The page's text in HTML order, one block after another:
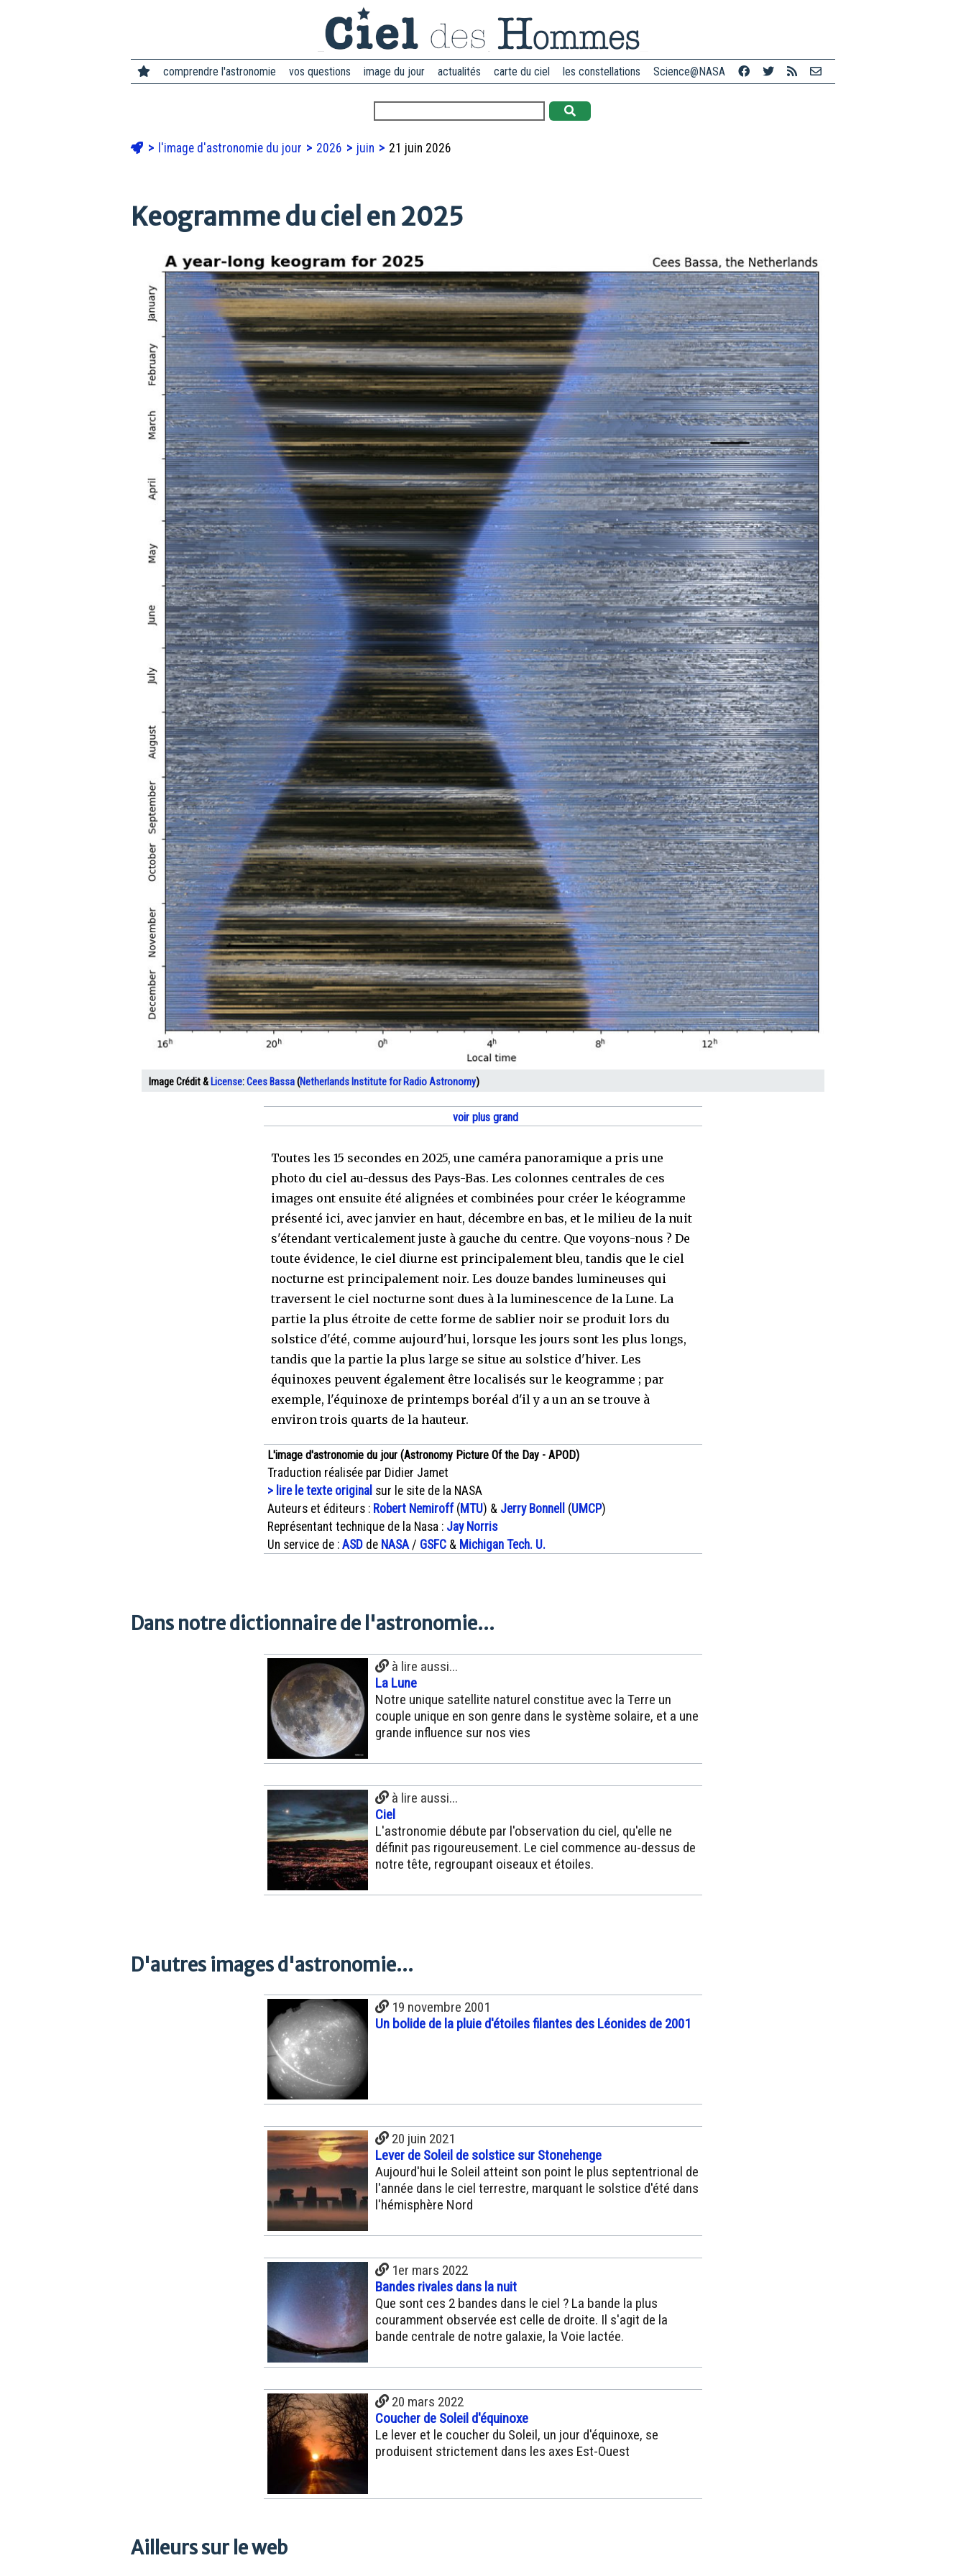
comprendre l'astronomie vos questions image du jour actualités carte du ciel les constellations Science@NASA
l'image d'astronomie du jour 2026 juin 21 juin 2026
Keogramme du ciel en 2025
Image Crédit & License:Cees Bassa(Netherlands Institute for Radio Astronomy)
voir plus grand
Toutes les 15 secondes en 2025, une caméra panoramique a pris une
photo du ciel au-dessus des Pays-Bas. Les colonnes centrales de ces
images ont ensuite été alignées et combinées pour créer le kéogramme
présenté ici, avec janvier en haut, décembre en bas, et le milieu de la nuit
s'étendant verticalement juste à gauche du centre. Que voyons-nous ? De
toute évidence, le ciel diurne est principalement bleu, tandis que le ciel
nocturne est principalement noir. Les douze bandes lumineuses qui
traversent le ciel nocturne sont dues à la luminescence de la Lune. La
partie la plus étroite de cette forme de sablier noir se produit lors du
solstice d'été, comme aujourd'hui, lorsque les jours sont les plus longs,
tandis que la partie la plus large se situe au solstice d'hiver. Les
équinoxes peuvent également être localisés sur le keogramme ; par
exemple, l'équinoxe de printemps boréal d'il y a un an se trouve à
environ trois quarts de la hauteur.
L'image d'astronomie du jour (Astronomy Picture Of the Day - APOD)
Traduction réalisée par Didier Jamet
> lire le texte original sur le site de la NASA
Auteurs et éditeurs : Robert Nemiroff(MTU) & Jerry Bonnell (UMCP)
Représentant technique de la Nasa : Jay Norris
Un service de : ASD de NASA / GSFC & Michigan Tech. U.
Dans notre dictionnaire de l'astronomie...
à lire aussi...
La Lune
Notre unique satellite naturel constitue avec la Terre un
couple unique en son genre dans le système solaire, et a une
grande influence sur nos vies
à lire aussi...
Ciel
L'astronomie débute par l'observation du ciel, qu'elle ne
définit pas rigoureusement. Le ciel commence au-dessus de
notre tête, regroupant oiseaux et étoiles.
D'autres images d'astronomie...
19 novembre 2001
Un bolide de la pluie d'étoiles filantes des Léonides de 2001
20 juin 2021
Lever de Soleil de solstice sur Stonehenge
Aujourd'hui le Soleil atteint son point le plus septentrional de
l'année dans le ciel terrestre, marquant le solstice d'été dans
l'hémisphère Nord
1er mars 2022
Bandes rivales dans la nuit
Que sont ces 2 bandes dans le ciel ? La bande la plus
couramment observée est celle de droite. Il s'agit de la
bande centrale de notre galaxie, la Voie lactée.
20 mars 2022
Coucher de Soleil d'équinoxe
Le lever et le coucher du Soleil, un jour d'équinoxe, se
produisent strictement dans les axes Est-Ouest
Ailleurs sur le web